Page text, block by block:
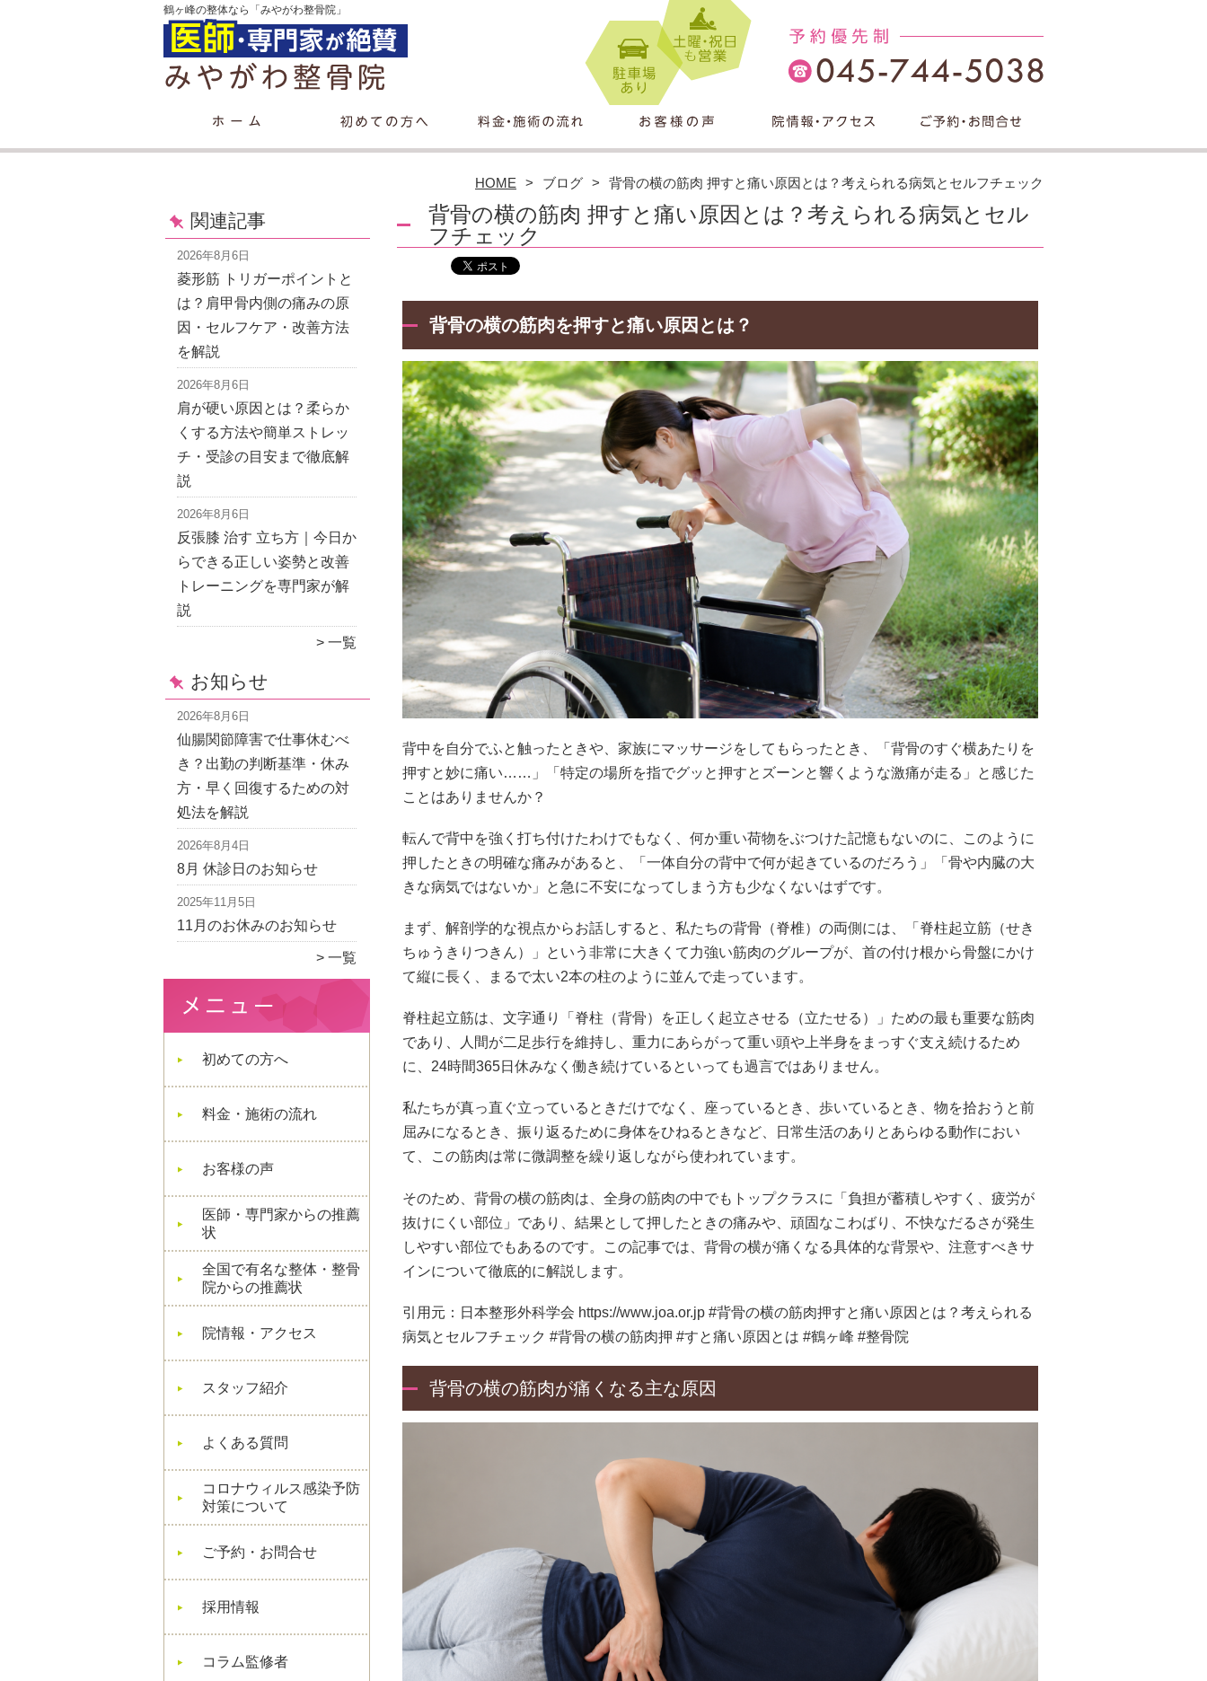
鶴ヶ峰の整体なら「みやがわ整骨院」
HOME ブログ 背骨の横の筋肉 押すと痛い原因とは？考えられる病気とセルフチェック
関連記事
2026年8月6日
菱形筋 トリガーポイントと
は？肩甲骨内側の痛みの原
因・セルフケア・改善方法
を解説
2026年8月6日
肩が硬い原因とは？柔らか
くする方法や簡単ストレッ
チ・受診の目安まで徹底解
説
2026年8月6日
反張膝 治す 立ち方｜今日か
らできる正しい姿勢と改善
トレーニングを専門家が解
説
一覧
お知らせ
2026年8月6日
仙腸関節障害で仕事休むべ
き？出勤の判断基準・休み
方・早く回復するための対
処法を解説
2026年8月4日
8月 休診日のお知らせ
2025年11月5日
11月のお休みのお知らせ
一覧
初めての方へ
料金・施術の流れ
お客様の声
医師・専門家からの推薦
状
全国で有名な整体・整骨
院からの推薦状
院情報・アクセス
スタッフ紹介
よくある質問
コロナウィルス感染予防
対策について
ご予約・お問合せ
採用情報
コラム監修者
背骨の横の筋肉 押すと痛い原因とは？考えられる病気とセル
フチェック
背骨の横の筋肉を押すと痛い原因とは？
背中を自分でふと触ったときや、家族にマッサージをしてもらったとき、「背骨のすぐ横あたりを
押すと妙に痛い……」「特定の場所を指でグッと押すとズーンと響くような激痛が走る」と感じた
ことはありませんか？
転んで背中を強く打ち付けたわけでもなく、何か重い荷物をぶつけた記憶もないのに、このように
押したときの明確な痛みがあると、「一体自分の背中で何が起きているのだろう」「骨や内臓の大
きな病気ではないか」と急に不安になってしまう方も少なくないはずです。
まず、解剖学的な視点からお話しすると、私たちの背骨（脊椎）の両側には、「脊柱起立筋（せき
ちゅうきりつきん）」という非常に大きくて力強い筋肉のグループが、首の付け根から骨盤にかけ
て縦に長く、まるで太い2本の柱のように並んで走っています。
脊柱起立筋は、文字通り「脊柱（背骨）を正しく起立させる（立たせる）」ための最も重要な筋肉
であり、人間が二足歩行を維持し、重力にあらがって重い頭や上半身をまっすぐ支え続けるため
に、24時間365日休みなく働き続けているといっても過言ではありません。
私たちが真っ直ぐ立っているときだけでなく、座っているとき、歩いているとき、物を拾おうと前
屈みになるとき、振り返るために身体をひねるときなど、日常生活のありとあらゆる動作におい
て、この筋肉は常に微調整を繰り返しながら使われています。
そのため、背骨の横の筋肉は、全身の筋肉の中でもトップクラスに「負担が蓄積しやすく、疲労が
抜けにくい部位」であり、結果として押したときの痛みや、頑固なこわばり、不快なだるさが発生
しやすい部位でもあるのです。この記事では、背骨の横が痛くなる具体的な背景や、注意すべきサ
インについて徹底的に解説します。
引用元：日本整形外科学会 https://www.joa.or.jp #背骨の横の筋肉押すと痛い原因とは？考えられる
病気とセルフチェック #背骨の横の筋肉押 #すと痛い原因とは #鶴ヶ峰 #整骨院
背骨の横の筋肉が痛くなる主な原因